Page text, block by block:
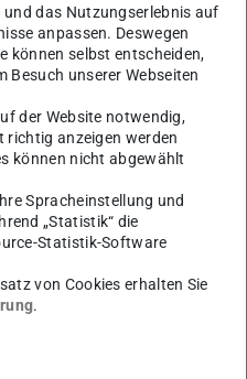
Existence and
Classical Solutions to
Systems of
154, 2025
Calculus for
Riemann Problem
Laws, Preprint,
das Nutzungserlebnis auf
anpassen. Deswegen
können selbst entscheiden,
Besuch unserer Webseiten
der Website notwendig,
richtig anzeigen werden
können nicht abgewählt
Spracheinstellung und
„Statistik“ die
Statistik-Software
von Cookies erhalten Sie
.